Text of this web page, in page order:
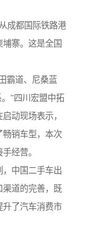
成都国际铁路港
寨。这是全国
霸道、尼桑蓝
”四川宏盟中拓
动现场表示，
畅销车型，本次
经营。
中国二手车出
渠道的完善，既
升了汽车消费市